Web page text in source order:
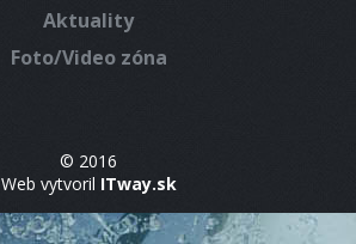
Aktuality
Foto/Video zóna
© 2016
Web vytvoril ITway.sk